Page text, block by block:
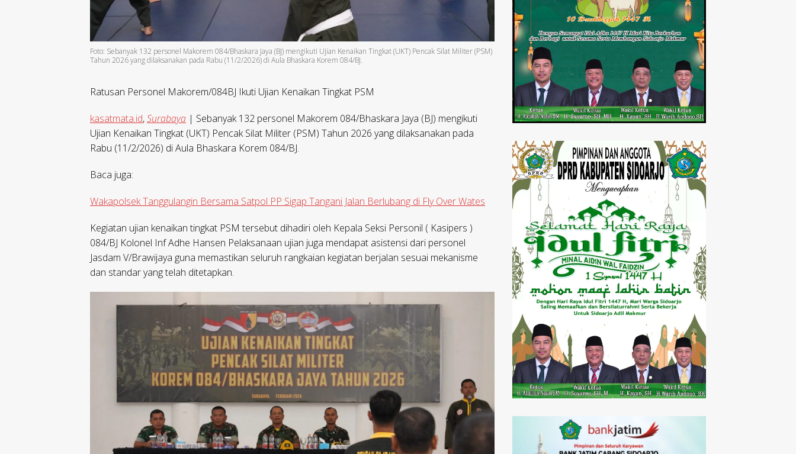
Foto: Sebanyak 132 personel Makorem 084/Bhaskara Jaya (BJ) mengikuti Ujian Kenaikan Tingkat (UKT) Pencak Silat Militer (PSM)
Tahun 2026 yang dilaksanakan pada Rabu (11/2/2026) di Aula Bhaskara Korem 084/BJ.
Ratusan Personel Makorem/084BJ Ikuti Ujian Kenaikan Tingkat PSM
kasatmata.id,Surabaya | Sebanyak 132 personel Makorem 084/Bhaskara Jaya (BJ) mengikuti
Ujian Kenaikan Tingkat (UKT) Pencak Silat Militer (PSM) Tahun 2026 yang dilaksanakan pada
Rabu (11/2/2026) di Aula Bhaskara Korem 084/BJ.
Baca juga:
Wakapolsek Tanggulangin Bersama Satpol PP Sigap Tangani Jalan Berlubang di Fly Over Wates
Kegiatan ujian kenaikan tingkat PSM tersebut dihadiri oleh Kepala Seksi Personil ( Kasipers )
084/BJ Kolonel Inf Adhe Hansen Pelaksanaan ujian juga mendapat asistensi dari personel
Jasdam V/Brawijaya guna memastikan seluruh rangkaian kegiatan berjalan sesuai mekanisme
dan standar yang telah ditetapkan.